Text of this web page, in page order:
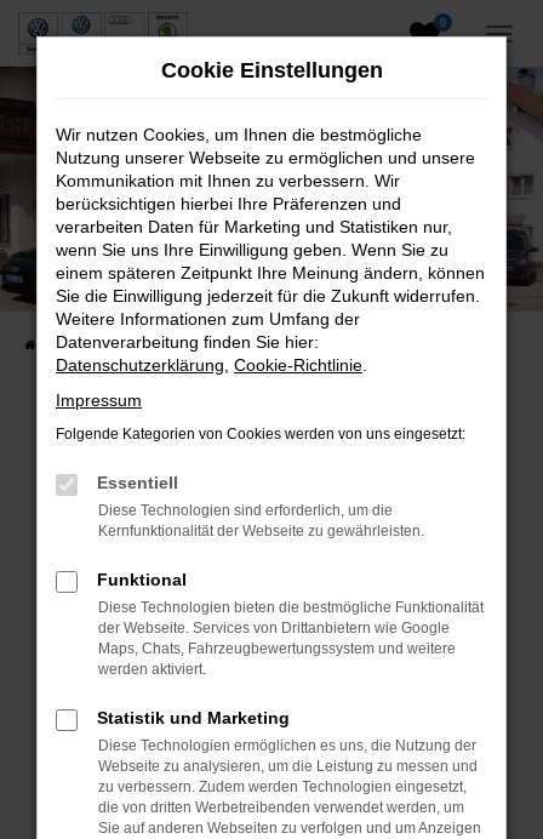
Zum
0
Neuwagen und Gebrauchtwagen
VW, VW Nutzfahrzeuge, Audi & Skoda
Startseite Fahrzeuge Fahrzeugsuche
Beim Laden ist ein Fehler aufgetreten.
Hier sind ein paar Tipps, die dir helfen können:
Überprüfe deine Firewall und deine
Internetverbindung.
Laden andere Webseiten, zum Beispiel deine
Suchmaschine?
Manche Erweiterungen, wie Werbeblocker,
können das Laden bestimmter Seiten
verhindern. Funktioniert die Seite in einem
anderen Browser oder in einem privaten
Fenster?
Cookie Einstellungen
Wir nutzen Cookies, um Ihnen die bestmögliche
Nutzung unserer Webseite zu ermöglichen und unsere
Kommunikation mit Ihnen zu verbessern. Wir
berücksichtigen hierbei Ihre Präferenzen und
verarbeiten Daten für Marketing und Statistiken nur,
wenn Sie uns Ihre Einwilligung geben. Wenn Sie zu
einem späteren Zeitpunkt Ihre Meinung ändern, können
Sie die Einwilligung jederzeit für die Zukunft widerrufen.
Weitere Informationen zum Umfang der
Datenverarbeitung finden Sie hier:
Datenschutzerklärung Cookie-Richtlinie
Impressum
Folgende Kategorien von Cookies werden von uns eingesetzt:
Essentiell
Diese Technologien sind erforderlich, um die
Kernfunktionalität der Webseite zu gewährleisten.
Funktional
Diese Technologien bieten die bestmögliche Funktionalität
der Webseite. Services von Drittanbietern wie Google
Maps, Chats, Fahrzeugbewertungssystem und weitere
werden aktiviert.
Statistik und Marketing
Diese Technologien ermöglichen es uns, die Nutzung der
Webseite zu analysieren, um die Leistung zu messen und
zu verbessern. Zudem werden Technologien eingesetzt,
die von dritten Werbetreibenden verwendet werden, um
Sie auf anderen Webseiten zu verfolgen und um Anzeigen